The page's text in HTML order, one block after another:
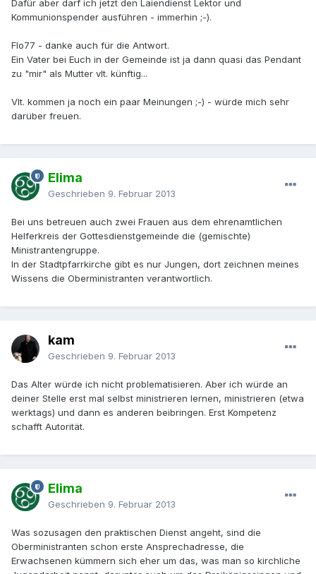
Dafür aber darf ich jetzt den Laiendienst Lektor und
Kommunionspender ausführen - immerhin ;-).
Flo77 - danke auch für die Antwort.
Ein Vater bei Euch in der Gemeinde ist ja dann quasi das Pendant
zu "mir" als Mutter vlt. künftig...
Vlt. kommen ja noch ein paar Meinungen ;-) - würde mich sehr
darüber freuen.
Elima
Geschrieben 9. Februar 2013
Bei uns betreuen auch zwei Frauen aus dem ehrenamtlichen
Helferkreis der Gottesdienstgemeinde die (gemischte)
Ministrantengruppe.
In der Stadtpfarrkirche gibt es nur Jungen, dort zeichnen meines
Wissens die Oberministranten verantwortlich.
kam
Geschrieben 9. Februar 2013
Das Alter würde ich nicht problematisieren. Aber ich würde an
deiner Stelle erst mal selbst ministrieren lernen, ministrieren (etwa
werktags) und dann es anderen beibringen. Erst Kompetenz
schafft Autorität.
Elima
Geschrieben 9. Februar 2013
Was sozusagen den praktischen Dienst angeht, sind die
Oberministranten schon erste Ansprechadresse, die
Erwachsenen kümmern sich eher um das, was man so kirchliche